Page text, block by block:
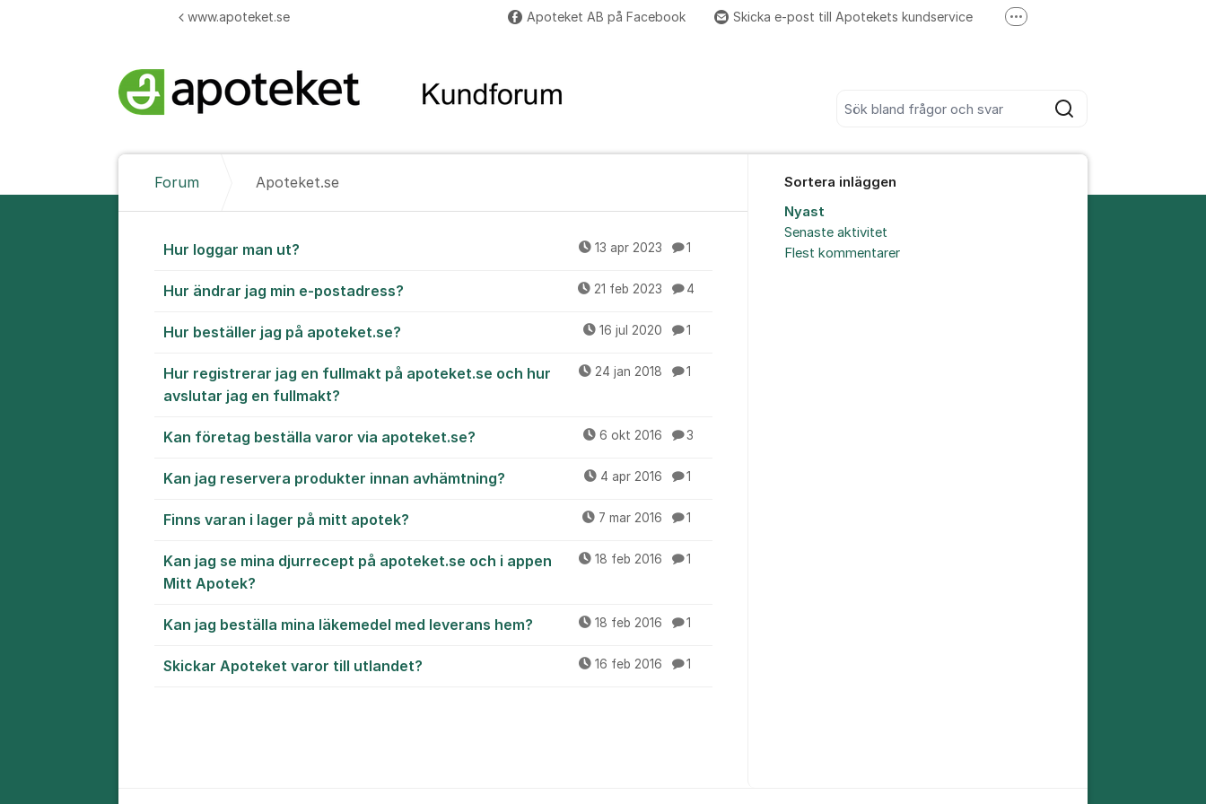
Sök
www.apoteket.se Apoteket AB på Facebook Skicka e-post till Apotekets kundservice Fler supportlänkar
Forum Apoteket.se
Apoteket.se
Hur loggar man ut? 13 apr 2023 1
Hur ändrar jag min e-postadress? 21 feb 2023 4
Hur beställer jag på apoteket.se? 16 jul 2020 1
Hur registrerar jag en fullmakt på apoteket.se och hur
avslutar jag en fullmakt?
24 jan 2018 1
Kan företag beställa varor via apoteket.se? 6 okt 2016 3
Kan jag reservera produkter innan avhämtning? 4 apr 2016 1
Finns varan i lager på mitt apotek? 7 mar 2016 1
Kan jag se mina djurrecept på apoteket.se och i appen
Mitt Apotek?
18 feb 2016 1
Kan jag beställa mina läkemedel med leverans hem? 18 feb 2016 1
Skickar Apoteket varor till utlandet? 16 feb 2016 1
Sortera inläggen
Nyast
Senaste aktivitet
Flest kommentarer